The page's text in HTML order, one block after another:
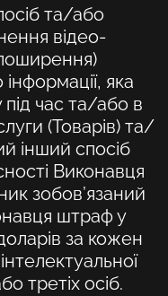
та/або
відео-
яка
час та/або в
(Товарів) та/
інший спосіб
Виконавця
зобов’язаний
штраф у
за кожен
третіх осіб.